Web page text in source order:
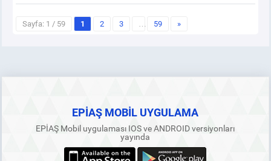
Sayfa: 1 / 59 1 2 3 … 59 »
EPİAŞ MOBİL UYGULAMA
EPİAŞ Mobil uygulaması IOS ve ANDROID versiyonları
yayında